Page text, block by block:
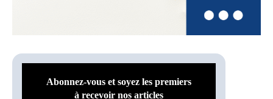
Abonnez-vous et soyez les premiers
à recevoir nos articles